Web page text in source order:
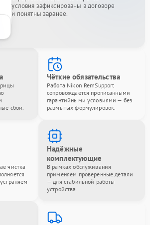
условия зафиксированы в договоре
и понятны заранее.
сбои.
Чёткие обязательства
Работа Nikon RemSupport
сопровождается прописанными
гарантийными условиями — без
размытых формулировок.
чистка
Надёжные
комплектующие
В рамках обслуживания
применяем проверенные детали
— для стабильной работы
устройства.